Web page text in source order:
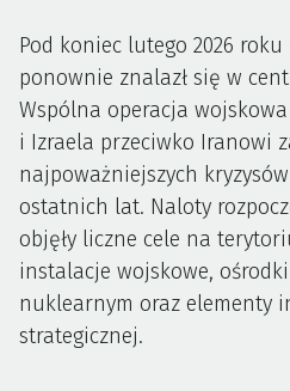
Pod koniec lutego 2026
ponownie znalazł się w
Wspólna operacja
i Izraela przeciwko Iranowi
najpoważniejszych
ostatnich lat. Naloty
objęły liczne cele na
instalacje wojskowe,
nuklearnym oraz elementy
strategicznej.